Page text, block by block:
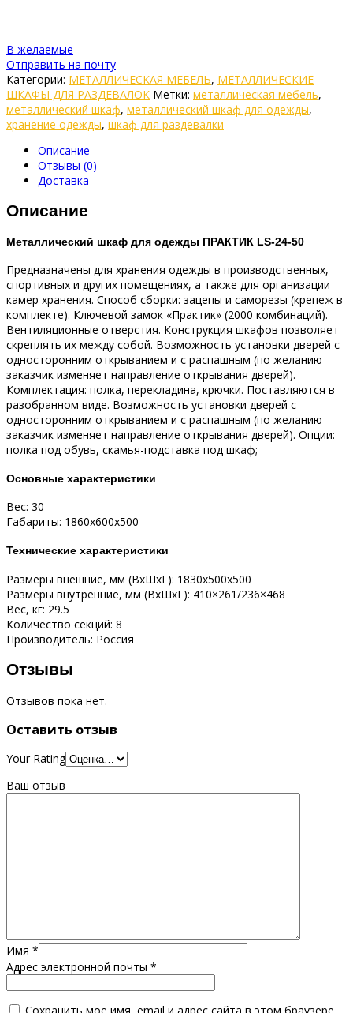
В желаемые
Отправить на почту
Категории: МЕТАЛЛИЧЕСКАЯ МЕБЕЛЬ, МЕТАЛЛИЧЕСКИЕ
ШКАФЫ ДЛЯ РАЗДЕВАЛОК Метки: металлическая мебель,
металлический шкаф, металлический шкаф для одежды,
хранение одежды, шкаф для раздевалки
Описание
Отзывы (0)
Доставка
Описание
Металлический шкаф для одежды ПРАКТИК LS-24-50
Предназначены для хранения одежды в производственных,
спортивных и других помещениях, а также для организации
камер хранения. Способ сборки: зацепы и саморезы (крепеж в
комплекте). Ключевой замок «Практик» (2000 комбинаций).
Вентиляционные отверстия. Конструкция шкафов позволяет
скреплять их между собой. Возможность установки дверей с
односторонним открыванием и с распашным (по желанию
заказчик изменяет направление открывания дверей).
Комплектация: полка, перекладина, крючки. Поставляются в
разобранном виде. Возможность установки дверей с
односторонним открыванием и с распашным (по желанию
заказчик изменяет направление открывания дверей). Опции:
полка под обувь, скамья-подставка под шкаф;
Основные характеристики
Вес: 30
Габариты: 1860x600x500
Технические характеристики
Размеры внешние, мм (ВхШхГ): 1830x500x500
Размеры внутренние, мм (ВхШхГ): 410×261/236×468
Вес, кг: 29.5
Количество секций: 8
Производитель: Россия
Отзывы
Отзывов пока нет.
Оставить отзыв
Your Rating
Ваш отзыв
Имя *
Адрес электронной почты *